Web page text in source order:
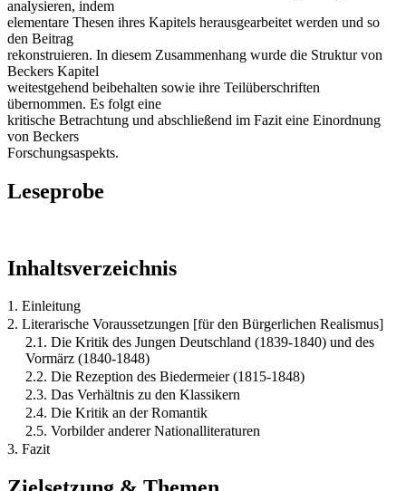
analysieren, indem
elementare Thesen ihres Kapitels herausgearbeitet werden und so
den Beitrag
rekonstruieren. In diesem Zusammenhang wurde die Struktur von
Beckers Kapitel
weitestgehend beibehalten sowie ihre Teilüberschriften
übernommen. Es folgt eine
kritische Betrachtung und abschließend im Fazit eine Einordnung
von Beckers
Forschungsaspekts.
Leseprobe
Inhaltsverzeichnis
1. Einleitung
2. Literarische Voraussetzungen [für den Bürgerlichen Realismus]
2.1. Die Kritik des Jungen Deutschland (1839-1840) und des
Vormärz (1840-1848)
2.2. Die Rezeption des Biedermeier (1815-1848)
2.3. Das Verhältnis zu den Klassikern
2.4. Die Kritik an der Romantik
2.5. Vorbilder anderer Nationalliteraturen
3. Fazit